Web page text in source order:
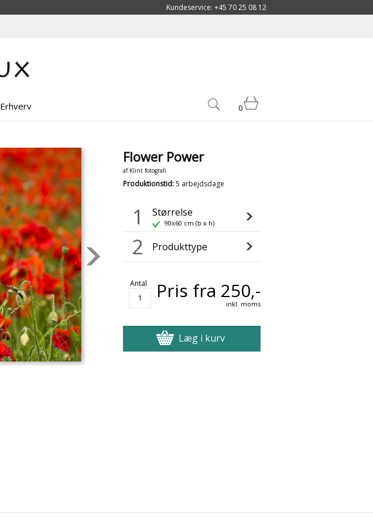
Kundeservice: +45 70 25 08 12
Erhverv 0
Flower Power
af Klint fotografi
Produktionstid:5 arbejdsdage
1 Størrelse
90x60 cm (b x h)
2 Produkttype
Antal Pris fra 250,-
inkl. moms
Læg i kurv